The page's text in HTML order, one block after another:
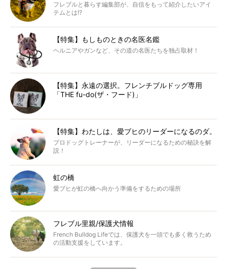
フレブルと暮らす編集部が、自信をもって紹介したいアイ
テムとは!?
【特集】もしものときの名医名鑑
ヘルニアやガンなど、その道の名医たちを独占取材！
【特集】永遠の選択。フレンチブルドッグ専用
「THE fu-do(ザ・フード)」
【特集】わたしは、愛ブヒのリーダーになるのダ。
プロドッグトレーナーが、リーダーになるための秘訣を解
説！
虹の橋
愛ブヒが虹の橋へ向かう準備をするための場所
フレブル里親/保護犬情報
French Bulldog Lifeでは、保護犬を一頭でも多く救うため
の活動支援をしています。